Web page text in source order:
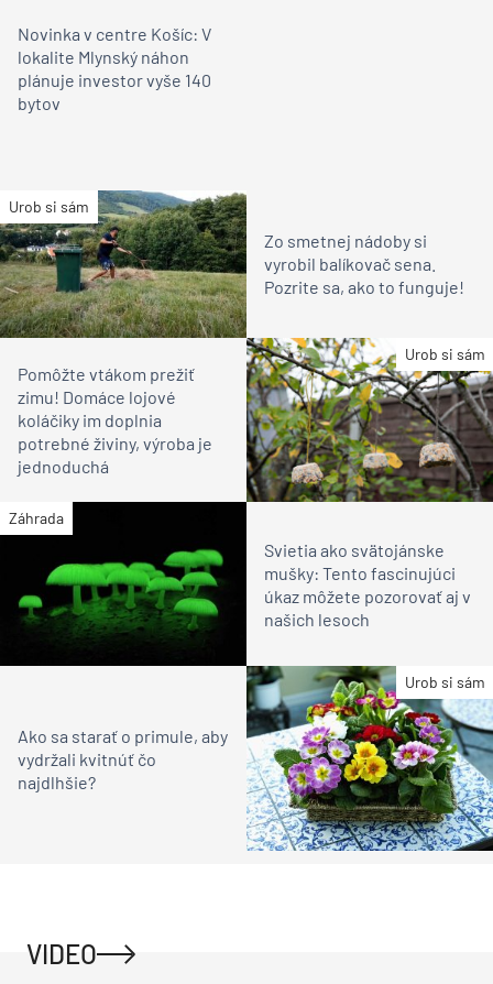
Novinka v centre Košíc: V
lokalite Mlynský náhon
plánuje investor vyše 140
bytov
Urob si sám
Zo smetnej nádoby si
vyrobil balíkovač sena.
Pozrite sa, ako to funguje!
Urob si sám
Pomôžte vtákom prežiť
zimu! Domáce lojové
koláčiky im doplnia
potrebné živiny, výroba je
jednoduchá
Záhrada
Svietia ako svätojánske
mušky: Tento fascinujúci
úkaz môžete pozorovať aj v
našich lesoch
Urob si sám
Ako sa starať o primule, aby
vydržali kvitnúť čo
najdlhšie?
VIDEO